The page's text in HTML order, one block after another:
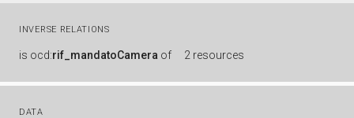
INVERSE RELATIONS
is ocd:rif_mandatoCamera of 2 resources
DATA